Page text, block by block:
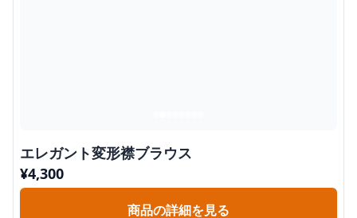
エレガント変形襟ブラウス
¥4,300
商品の詳細を見る